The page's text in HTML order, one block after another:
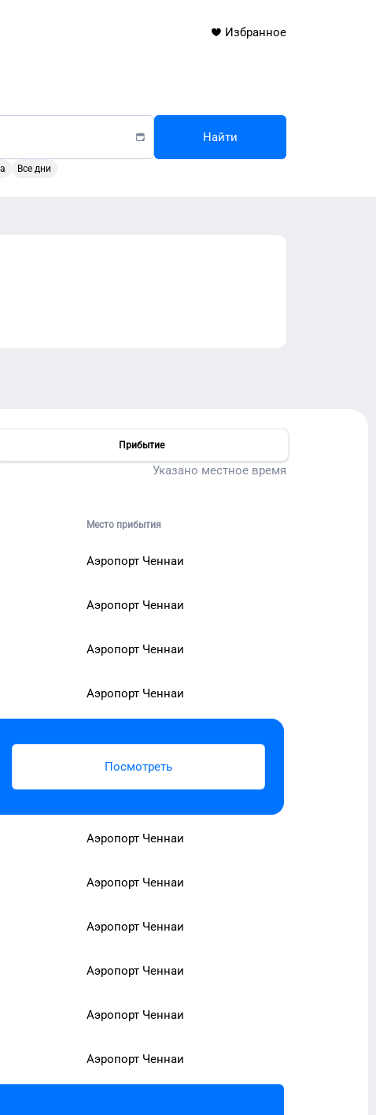
Избранное
Все дни
Найти
Прибытие
Указано местное время
Место прибытия
Аэропорт Ченнаи
Аэропорт Ченнаи
Аэропорт Ченнаи
Аэропорт Ченнаи
Посмотреть
Аэропорт Ченнаи
Аэропорт Ченнаи
Аэропорт Ченнаи
Аэропорт Ченнаи
Аэропорт Ченнаи
Аэропорт Ченнаи